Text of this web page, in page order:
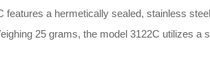
features a hermetically sealed, stainless
25 grams, the model 3122C utilizes a